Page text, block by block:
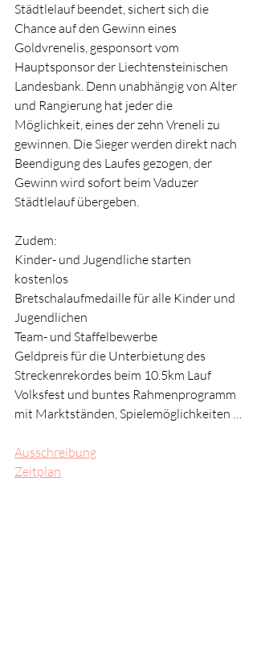
Städtlelauf beendet, sichert sich die
Chance auf den Gewinn eines
Goldvrenelis, gesponsort vom
Hauptsponsor der Liechtensteinischen
Landesbank. Denn unabhängig von Alter
und Rangierung hat jeder die
Möglichkeit, eines der zehn Vreneli zu
gewinnen. Die Sieger werden direkt nach
Beendigung des Laufes gezogen, der
Gewinn wird sofort beim Vaduzer
Städtlelauf übergeben.
Zudem:
Kinder- und Jugendliche starten
kostenlos
Bretschalaufmedaille für alle Kinder und
Jugendlichen
Team- und Staffelbewerbe
Geldpreis für die Unterbietung des
Streckenrekordes beim 10.5km Lauf
Volksfest und buntes Rahmenprogramm
mit Marktständen, Spielemöglichkeiten …
Ausschreibung
Zeitplan